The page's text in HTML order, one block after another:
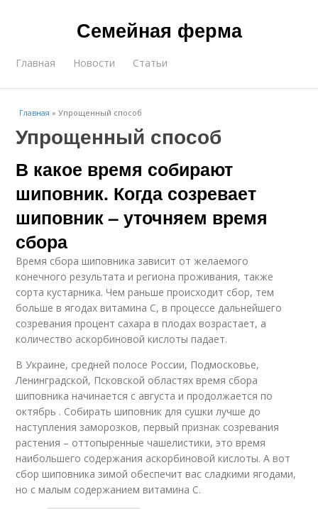
Семейная ферма
Главная Новости Статьи
Главная »Упрощенный способ
Упрощенный способ
В какое время собирают
шиповник. Когда созревает
шиповник – уточняем время
сбора
Время сбора шиповника зависит от желаемого
конечного результата и региона проживания, также
сорта кустарника. Чем раньше происходит сбор, тем
больше в ягодах витамина С, в процессе дальнейшего
созревания процент сахара в плодах возрастает, а
количество аскорбиновой кислоты падает.
В Украине, средней полосе России, Подмосковье,
Ленинградской, Псковской областях время сбора
шиповника начинается с августа и продолжается по
октябрь . Собирать шиповник для сушки лучше до
наступления заморозков, первый признак созревания
растения – оттопыренные чашелистики, это время
наибольшего содержания аскорбиновой кислоты. А вот
сбор шиповника зимой обеспечит вас сладкими ягодами,
но с малым содержанием витамина С.